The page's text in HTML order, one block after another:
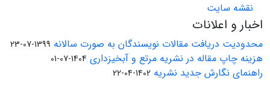
نقشه سایت
اخبار و اعلانات
محدودیت دریافت مقالات نویسندگان به صورت سالانه 1399-07-23
هزینه چاپ مقاله در نشریه مرتع و آبخیزداری 1404-07-01
راهنمای نگارش جدید نشریه 1402-04-22